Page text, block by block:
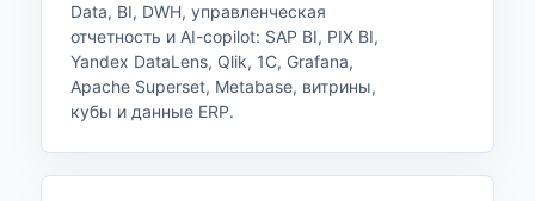
Data, BI, DWH, управленческая
отчетность и AI-copilot: SAP BI, PIX BI,
Yandex DataLens, Qlik, 1С, Grafana,
Apache Superset, Metabase, витрины,
кубы и данные ERP.